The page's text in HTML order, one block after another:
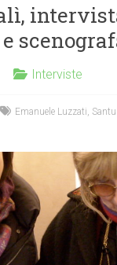
Interviste
Emanuele Luzzati